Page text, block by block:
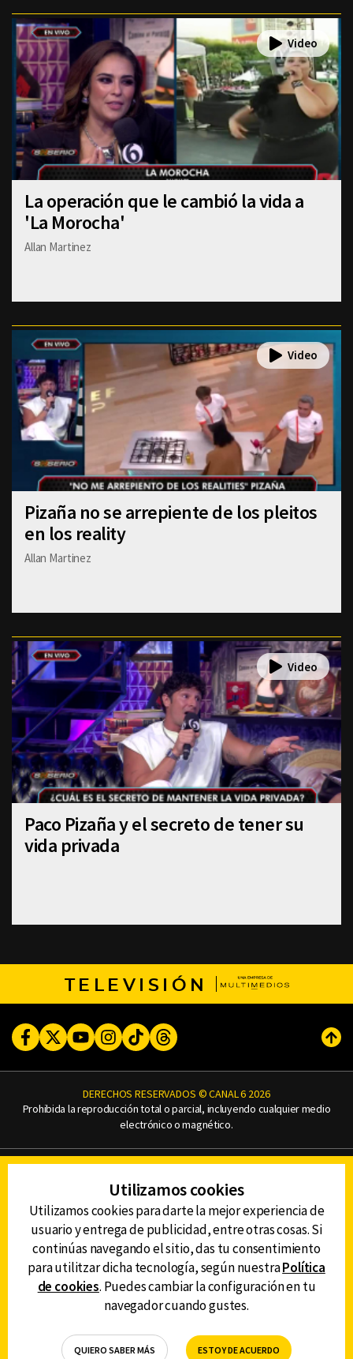
La operación que le cambió la vida a
'La Morocha'
Allan Martinez
Pizaña no se arrepiente de los pleitos
en los reality
Allan Martinez
Paco Pizaña y el secreto de tener su
vida privada
TELEVISIÓN
FacebookTwitterYoutubeInstagram
TikTokThreads
DERECHOS RESERVADOS © CANAL 6 2026
Prohibida la reproducción total o parcial, incluyendo cualquier medio
electrónico o magnético.
AVISO DE PRIVACIDAD
AVISO LEGAL
DEFENSORÍA DE LAS AUDIENCIAS
DESCARGA LA APP DE CANAL 6
Utilizamos cookies
Utilizamos cookies para darte la mejor experiencia de
usuario y entrega de publicidad, entre otras cosas. Si
continúas navegando el sitio, das tu consentimiento
para utilitzar dicha tecnología, según nuestraPolítica
de cookies. Puedes cambiar la configuración en tu
navegador cuando gustes.
QUIERO SABER MÁS ESTOY DE ACUERDO